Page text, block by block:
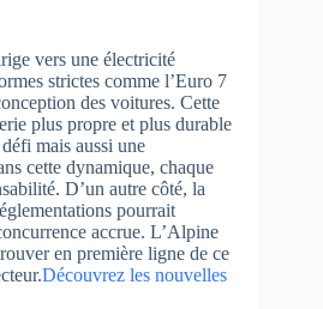
vers une électricité
strictes comme l’Euro 7
des voitures. Cette
plus propre et plus durable
mais aussi une
cette dynamique, chaque
D’un autre côté, la
pourrait
accrue. L’Alpine
en première ligne de ce
Découvrez les nouvelles